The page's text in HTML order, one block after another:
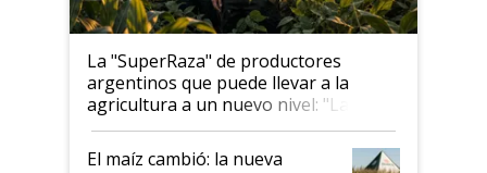
La "SuperRaza" de productores
argentinos que puede llevar a la
agricultura a un nuevo nivel: "Las
posibilidades de crecimiento son
infinitas"
El maíz cambió: la nueva